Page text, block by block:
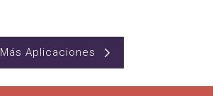
Más Aplicaciones